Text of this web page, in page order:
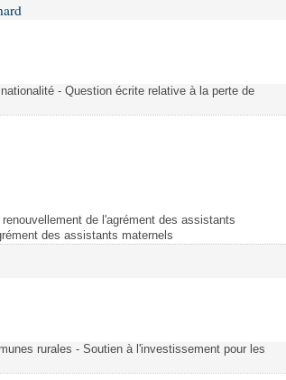
- Question écrite relative à la perte de
de l'agrément des assistants
des assistants maternels
rurales - Soutien à l'investissement pour les